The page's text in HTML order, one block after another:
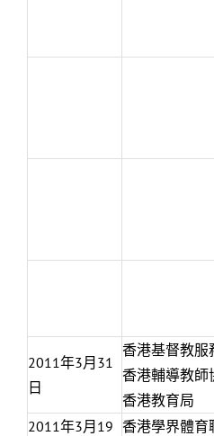
2011年3月31
日
香港基督教服
香港輔導教師
香港教育局
2011年3月19 香港學界體育